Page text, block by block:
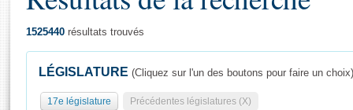
1525440 résultats trouvés
LÉGISLATURE (Cliquez sur l'un des boutons pour faire un choix)
17e législature Précédentes législatures (X)